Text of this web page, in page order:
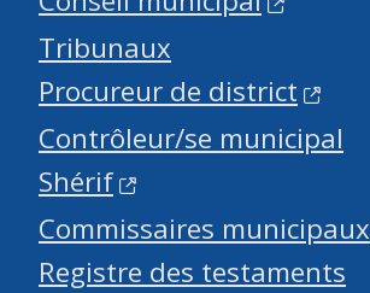
Tribunaux
Procureur de district
Contrôleur/se municipal
Shérif
Commissaires municipaux
Registre des testaments